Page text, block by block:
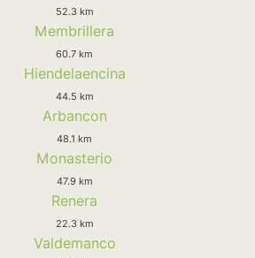
52.3 km
Membrillera
60.7 km
Hiendelaencina
44.5 km
Arbancon
48.1 km
Monasterio
47.9 km
Renera
22.3 km
Valdemanco